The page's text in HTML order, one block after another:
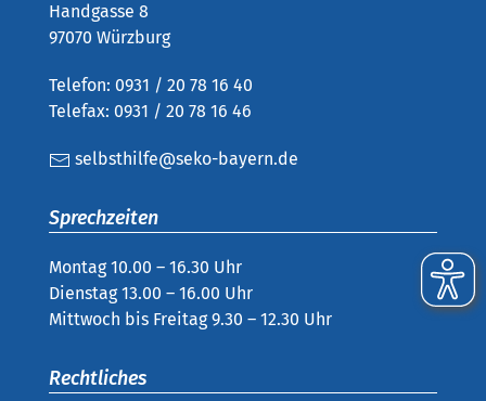
Handgasse 8
97070 Würzburg
Telefon: 0931 / 20 78 16 40
Telefax: 0931 / 20 78 16 46
selbsthilfe@seko-bayern.de
Sprechzeiten
Montag 10.00 – 16.30 Uhr
Dienstag 13.00 – 16.00 Uhr
Mittwoch bis Freitag 9.30 – 12.30 Uhr
Rechtliches